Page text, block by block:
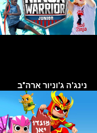
נינג'ה ג'וניור ארה"ב